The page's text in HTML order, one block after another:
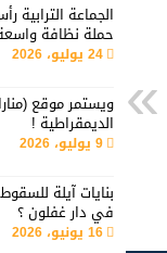
الجماعة الترابية
حملة نظافة
24 يوليو، 2026
ويستمر موقع
الديمقراطية !
9 يوليو، 2026
بنايات آيلة
في دار غفلون ؟
16 يونيو، 2026